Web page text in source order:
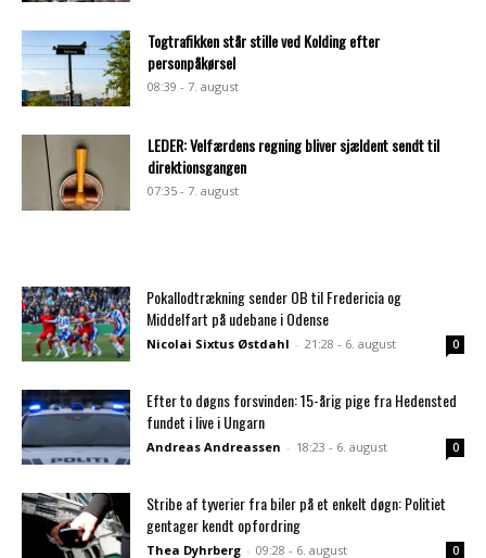
Togtrafikken står stille ved Kolding efter
personpåkørsel
08:39 - 7. august
LEDER: Velfærdens regning bliver sjældent sendt til
direktionsgangen
07:35 - 7. august
Pokallodtrækning sender OB til Fredericia og
Middelfart på udebane i Odense
Nicolai Sixtus Østdahl - 21:28 - 6. august 0
Efter to døgns forsvinden: 15-årig pige fra Hedensted
fundet i live i Ungarn
Andreas Andreassen - 18:23 - 6. august 0
Stribe af tyverier fra biler på et enkelt døgn: Politiet
gentager kendt opfordring
Thea Dyhrberg - 09:28 - 6. august 0